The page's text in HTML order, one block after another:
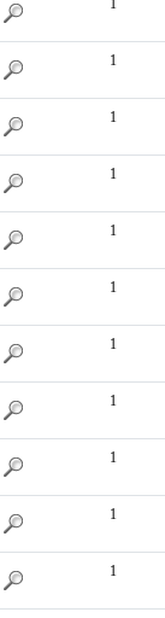
1
1
1
1
1
1
1
1
1
1
1